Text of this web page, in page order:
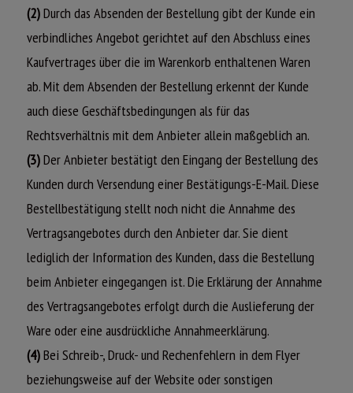
(2)Durch das Absenden der Bestellung gibt der Kunde ein
verbindliches Angebot gerichtet auf den Abschluss eines
Kaufvertrages über die im Warenkorb enthaltenen Waren
ab. Mit dem Absenden der Bestellung erkennt der Kunde
auch diese Geschäftsbedingungen als für das
Rechtsverhältnis mit dem Anbieter allein maßgeblich an.
(3)Der Anbieter bestätigt den Eingang der Bestellung des
Kunden durch Versendung einer Bestätigungs-E-Mail. Diese
Bestellbestätigung stellt noch nicht die Annahme des
Vertragsangebotes durch den Anbieter dar. Sie dient
lediglich der Information des Kunden, dass die Bestellung
beim Anbieter eingegangen ist. Die Erklärung der Annahme
des Vertragsangebotes erfolgt durch die Auslieferung der
Ware oder eine ausdrückliche Annahmeerklärung.
(4)Bei Schreib-, Druck- und Rechenfehlern in dem Flyer
beziehungsweise auf der Website oder sonstigen